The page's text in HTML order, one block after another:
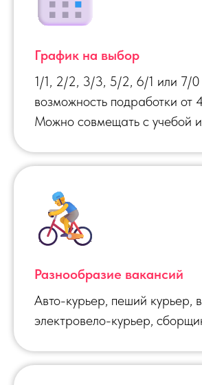
График на выбор
1/1, 2/2, 3/3, 5/2, 6/1 или 7/0
возможность подработки от
Можно совмещать с учебой
Разнообразие вакансий
Авто-курьер, пеший курьер,
электровело-курьер,